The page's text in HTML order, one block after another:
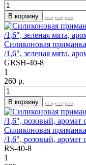
В корзину
Силиконовая
/1,6", зеленая мята,
GRSH-40-8
1
260 р.
В корзину
Силиконовая
/1,6", розовый, аромат
RS-40-8
1